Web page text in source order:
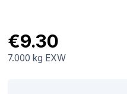
€9.30
7.000 kg EXW